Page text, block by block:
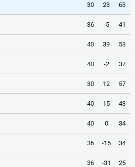
30 23 63
36 -5 41
40 39 53
40 -2 37
30 12 57
40 15 43
40 0 34
36 -15 34
36 -31 25